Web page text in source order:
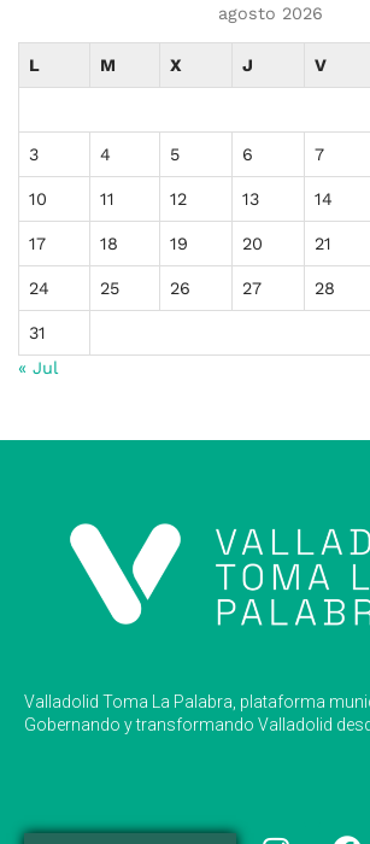
agosto 2026
L M X J V
3 4 5 6 7
10 11 12 13 14
17 18 19 20 21
24 25 26 27 28
31
« Jul
Valladolid Toma La Palabra, plataforma
Gobernando y transformando Valladolid